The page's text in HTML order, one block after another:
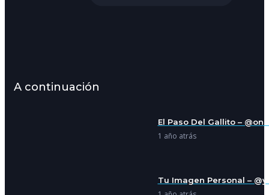
A continuación
El Paso Del Gallito –
1 año atrás
Tu Imagen Personal –